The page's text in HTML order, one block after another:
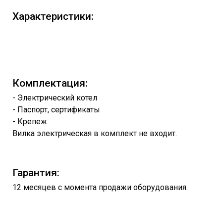
Характеристики:
Комплектация:
- Электрический котел
- Паспорт, сертификаты
- Крепеж
Вилка электрическая в комплект не входит.
Гарантия:
12 месяцев с момента продажи оборудования.